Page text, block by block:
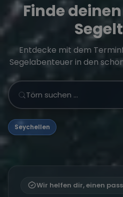
Finde
Entdecke mit dem
Segelabenteuer in den
Törn suchen …
Seychellen
Wir helfen dir, einen